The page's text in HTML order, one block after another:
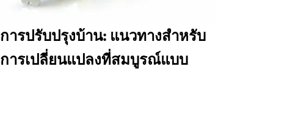
การปรับปรุงบ้าน: แนวทางสำหรับ
การเปลี่ยนแปลงที่สมบูรณ์แบบ